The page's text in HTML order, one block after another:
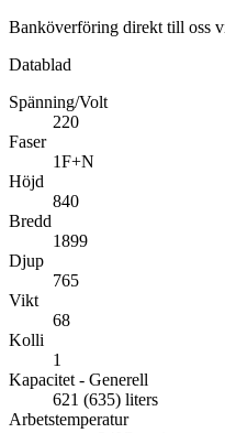
Banköverföring direkt till oss
Datablad
Spänning/Volt
220
Faser
1F+N
Höjd
840
Bredd
1899
Djup
765
Vikt
68
Kolli
1
Kapacitet - Generell
621 (635) liters
Arbetstemperatur